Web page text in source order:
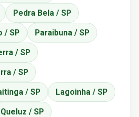
Pedra Bela / SP
/ SP Paraibuna / SP
/ SP
/ SP
/ SP Lagoinha / SP
Queluz / SP